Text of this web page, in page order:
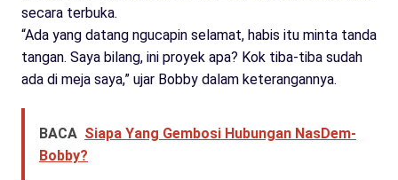
secara terbuka.
“Ada yang datang ngucapin selamat, habis itu minta tanda
tangan. Saya bilang, ini proyek apa? Kok tiba-tiba sudah
ada di meja saya,” ujar Bobby dalam keterangannya.
BACA Siapa Yang Gembosi Hubungan NasDem-
Bobby?